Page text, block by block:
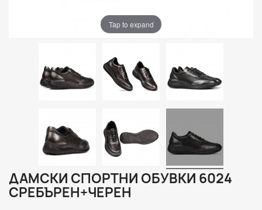
Tap to expand
ДАМСКИ СПОРТНИ ОБУВКИ 6024
СРЕБЪРЕН+ЧЕРЕН